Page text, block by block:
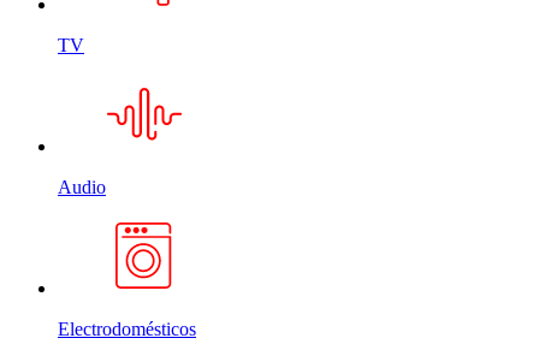
TV
Audio
Electrodomésticos